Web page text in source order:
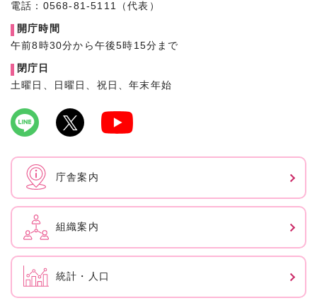
電話：0568-81-5111（代表）
開庁時間
午前8時30分から午後5時15分まで
閉庁日
土曜日、日曜日、祝日、年末年始
庁舎案内
組織案内
統計・人口